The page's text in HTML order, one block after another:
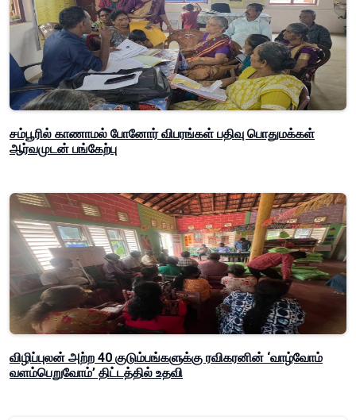
சம்பூரில் காணாமல் போனோர் விபரங்கள் பதிவு பொதுமக்கள்
ஆர்வமுடன் பங்கேற்பு
விழிப்புலன் அற்ற 40 குடும்பங்களுக்கு ரவிகரனின் ‘வாழ்வோம்
வளம்பெறுவோம்’ திட்டத்தில் உதவி